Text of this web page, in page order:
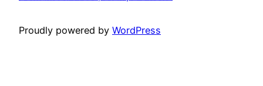
Proudly powered by WordPress